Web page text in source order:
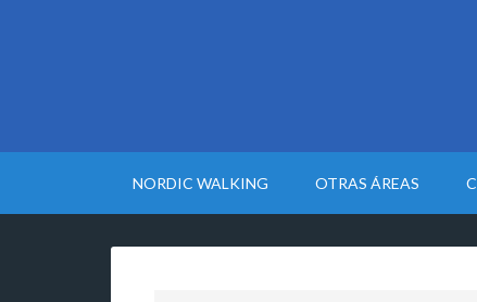
NORDIC WALKING OTRAS ÁREAS